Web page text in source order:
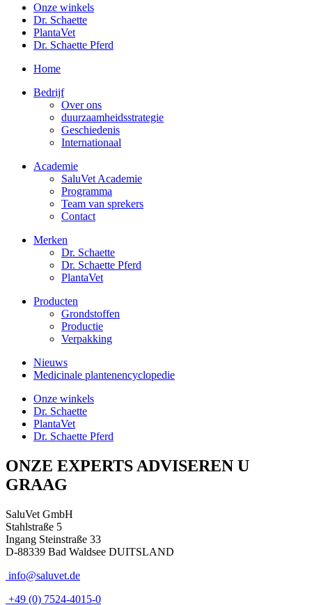
Onze winkels
Dr. Schaette
PlantaVet
Dr. Schaette Pferd
Home
Bedrijf
Over ons
duurzaamheidsstrategie
Geschiedenis
Internationaal
Academie
SaluVet Academie
Programma
Team van sprekers
Contact
Merken
Dr. Schaette
Dr. Schaette Pferd
PlantaVet
Producten
Grondstoffen
Productie
Verpakking
Nieuws
Medicinale plantenencyclopedie
Onze winkels
Dr. Schaette
PlantaVet
Dr. Schaette Pferd
ONZE EXPERTS ADVISEREN U
GRAAG
SaluVet GmbH
Stahlstraße 5
Ingang Steinstraße 33
D-88339 Bad Waldsee DUITSLAND
info@saluvet.de
+49 (0) 7524-4015-0